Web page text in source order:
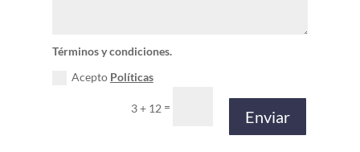
Términos y condiciones.
Acepto Políticas
3 + 12 =
Enviar